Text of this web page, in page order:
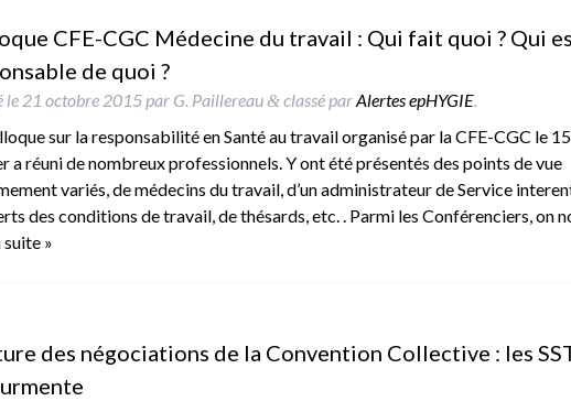
CFE-CGC Médecine du travail : Qui fait quoi ? Qui
de quoi ?
le 21 octobre 2015 par G. Paillereau &classé parAlertes epHYGIE.
sur la responsabilité en Santé au travail organisé par la CFE-CGC le
a réuni de nombreux professionnels. Y ont été présentés des points de vue
variés, de médecins du travail, d’un administrateur de Service
des conditions de travail, de thésards, etc. . Parmi les Conférenciers, on
suite »
des négociations de la Convention Collective : les